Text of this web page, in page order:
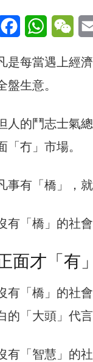
FacebookWhatsApp
是每當遇上經
盤生意。
人的鬥志士氣
「冇」市場。
事有「橋」，
有「橋」的社會
面才「有
有「橋」的社
的「大頭」代
有「智慧」的